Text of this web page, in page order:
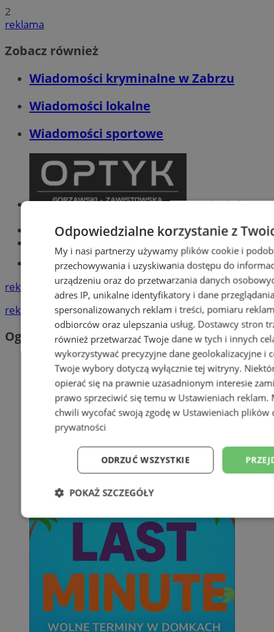
2
reklama
Zobacz również
Wiadomości kryminalne w Zabrzu
Wiadomości lokalne
Wiadomości sportowe
Optyk, okulista
Największy sklep z częściami online!
Książeczka sanepidowska
Tworzenie stron www -Zabrze
reklama
reklama
Ogłoszenia
Odpowiedzialne korzystanie z
My i nasi partnerzy używamy plików cookie i
przechowywania i uzyskiwania dostępu do
urządzeniu oraz do przetwarzania danych
adres IP, unikalne identyfikatory i dane
spersonalizowanych reklam i treści, pomiaru
odbiorców oraz ulepszania usług. Dostawcy stron
również przetwarzać Twoje dane w tych i innych
wykorzystywać precyzyjne dane geolokalizacyjne i
Twoje wybory dotyczą wyłącznie tej witryny.
opierać się na prawnie uzasadnionym interesie
prawo sprzeciwić się temu w Ustawieniach reklam.
chwili wycofać swoją zgodę w Ustawieniach plików
prywatności
ODRZUĆ WSZYSTKIE
POKAŻ SZCZEGÓŁY
Niezbędne Wydajność